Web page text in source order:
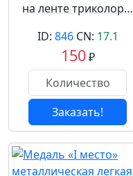
на ленте триколор…
ID: 846CN: 17.1
150₽
Заказать!